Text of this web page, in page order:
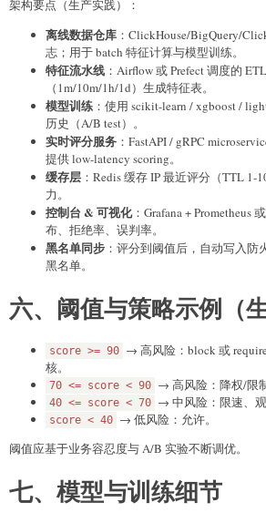
架构要点（生产实践）：
离线数据仓库 ：ClickHouse/BigQuery/
志；用于 batch 特征计算与模型训练。
特征流水线 ：Airflow 或 Prefect 调度的
（1m/10m/1h/1d）生成特征表。
模型训练 ：使用 scikit-learn / xgboost /
历史（A/B test）。
实时评分服务 ：FastAPI / gRPC
提供 low-latency scoring。
缓存层 ：Redis 缓存 IP 最近评分（TTL
力。
控制台 & 可视化：Grafana + Prometheus
布、拒绝率、误判率。
黑名单同步 ：评分到阈值后，自动写入防
黑名单。
六、阈值与策略示例（
score >= 90 → 高风险：block 或
核。
70 <= score < 90 → 高风险：降权/限
40 <= score < 70 → 中风险：限速、观
score < 40 → 低风险：允许。
阈值应基于业务容忍度与 A/B 实验不断调优。
七、模型与训练细节